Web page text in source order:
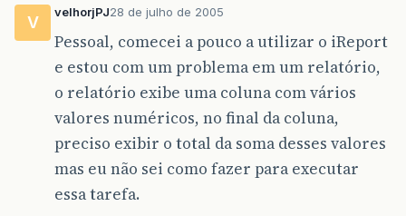
V
velhorjPJ28 de julho de 2005
Pessoal, comecei a pouco a utilizar o iReport
e estou com um problema em um relatório,
o relatório exibe uma coluna com vários
valores numéricos, no final da coluna,
preciso exibir o total da soma desses valores
mas eu não sei como fazer para executar
essa tarefa.